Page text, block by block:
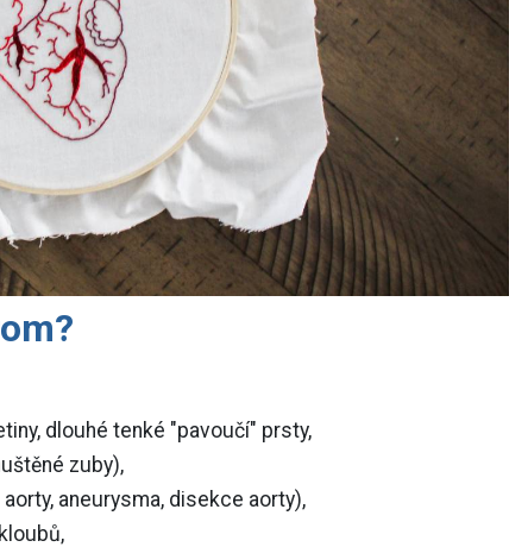
dlouhé tenké "pavoučí" prsty,
zuby),
aneurysma, disekce aorty),